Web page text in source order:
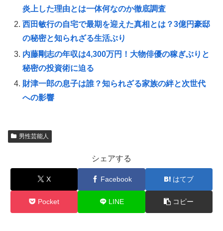
炎上した理由とは一体何なのか徹底調査
西田敏行の自宅で最期を迎えた真相とは？3億円豪邸
の秘密と知られざる生活ぶり
内藤剛志の年収は4,300万円！大物俳優の稼ぎぶりと
秘密の投資術に迫る
財津一郎の息子は誰？知られざる家族の絆と次世代
への影響
男性芸能人
シェアする
X Facebook はてブ
Pocket LINE コピー